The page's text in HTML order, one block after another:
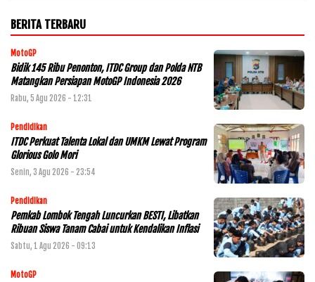
BERITA TERBARU
MotoGP
Bidik 145 Ribu Penonton, ITDC Group dan Polda NTB
Matangkan Persiapan MotoGP Indonesia 2026
Rabu, 5 Agu 2026 - 12:31
Pendidikan
ITDC Perkuat Talenta Lokal dan UMKM Lewat Program
Glorious Golo Mori
Senin, 3 Agu 2026 - 23:54
Pendidikan
Pemkab Lombok Tengah Luncurkan BESTI, Libatkan
Ribuan Siswa Tanam Cabai untuk Kendalikan Inflasi
Sabtu, 1 Agu 2026 - 09:13
MotoGP